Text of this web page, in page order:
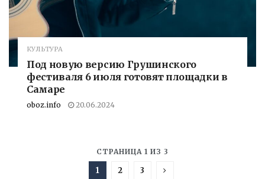
КУЛЬТУРА
Под новую версию Грушинского
фестиваля 6 июля готовят площадки в
Самаре
oboz.info 20.06.2024
СТРАНИЦА 1 ИЗ 3
1 2 3